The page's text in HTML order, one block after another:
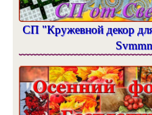
СП "Кружевной декор